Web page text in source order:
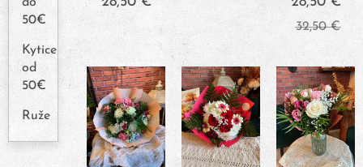
50€
Kytice
od
50€
Ruže
32,50€